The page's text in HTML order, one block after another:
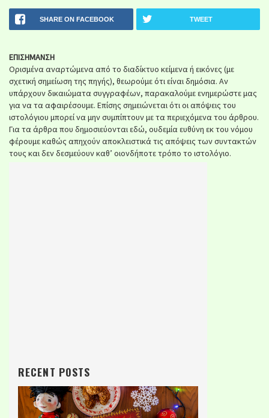
SHARE ON FACEBOOK TWEET
ΕΠΙΣΗΜΑΝΣΗ
Ορισμένα αναρτώμενα από το διαδίκτυο κείμενα ή εικόνες (με
σχετική σημείωση της πηγής), θεωρούμε ότι είναι δημόσια. Αν
υπάρχουν δικαιώματα συγγραφέων, παρακαλούμε ενημερώστε μας
για να τα αφαιρέσουμε. Επίσης σημειώνεται ότι οι απόψεις του
ιστολόγιου μπορεί να μην συμπίπτουν με τα περιεχόμενα του άρθρου.
Για τα άρθρα που δημοσιεύονται εδώ, ουδεμία ευθύνη εκ του νόμου
φέρουμε καθώς απηχούν αποκλειστικά τις απόψεις των συντακτών
τους και δεν δεσμεύουν καθ’ οιονδήποτε τρόπο το ιστολόγιο.
RECENT POSTS